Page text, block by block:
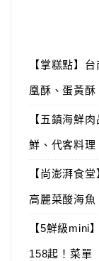
【掌糕點】
凰酥、蛋黃酥
【五鎮海鮮
鮮、代客料理
【尚澎湃食
高麗菜酸海魚
【5鮮級mini
158起！菜單